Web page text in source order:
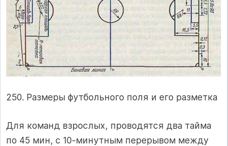
250. Размеры футбольного поля и его разметка
Для команд взрослых, проводятся два тайма
по 45 мин, с 10-ми­нутным перерывом между